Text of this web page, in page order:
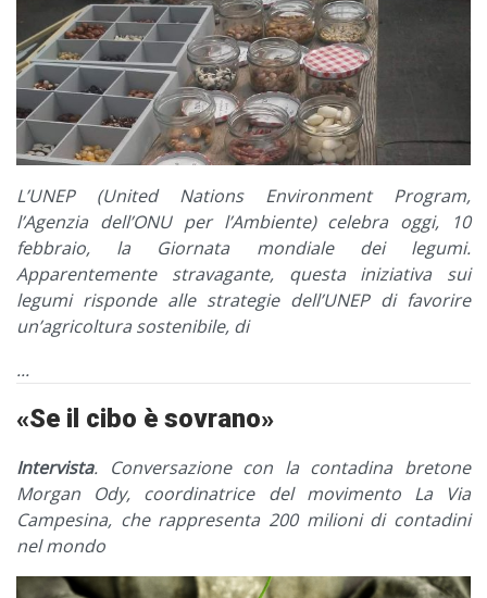
L’UNEP (United Nations Environment Program,
l’Agenzia dell’ONU per l’Ambiente) celebra oggi, 10
febbraio, la Giornata mondiale dei legumi.
Apparentemente stravagante, questa iniziativa sui
legumi risponde alle strategie dell’UNEP di favorire
un’agricoltura sostenibile, di
...
«Se il cibo è sovrano»
Intervista. Conversazione con la contadina bretone
Morgan Ody, coordinatrice del movimento La Via
Campesina, che rappresenta 200 milioni di contadini
nel mondo